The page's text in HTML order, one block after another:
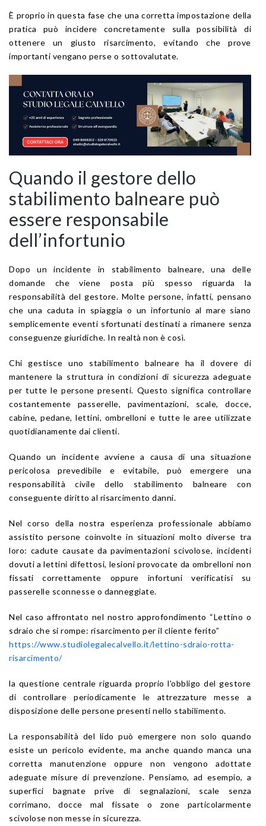
È proprio in questa fase che una corretta impostazione della
pratica può incidere concretamente sulla possibilità di
ottenere un giusto risarcimento, evitando che prove
importanti vengano perse o sottovalutate.
Quando il gestore dello
stabilimento balneare può
essere responsabile
dell’infortunio
Dopo un incidente in stabilimento balneare, una delle
domande che viene posta più spesso riguarda la
responsabilità del gestore. Molte persone, infatti, pensano
che una caduta in spiaggia o un infortunio al mare siano
semplicemente eventi sfortunati destinati a rimanere senza
conseguenze giuridiche. In realtà non è così.
Chi gestisce uno stabilimento balneare ha il dovere di
mantenere la struttura in condizioni di sicurezza adeguate
per tutte le persone presenti. Questo significa controllare
costantemente passerelle, pavimentazioni, scale, docce,
cabine, pedane, lettini, ombrelloni e tutte le aree utilizzate
quotidianamente dai clienti.
Quando un incidente avviene a causa di una situazione
pericolosa prevedibile e evitabile, può emergere una
responsabilità civile dello stabilimento balneare con
conseguente diritto al risarcimento danni.
Nel corso della nostra esperienza professionale abbiamo
assistito persone coinvolte in situazioni molto diverse tra
loro: cadute causate da pavimentazioni scivolose, incidenti
dovuti a lettini difettosi, lesioni provocate da ombrelloni non
fissati correttamente oppure infortuni verificatisi su
passerelle sconnesse o danneggiate.
Nel caso affrontato nel nostro approfondimento “Lettino o
sdraio che si rompe: risarcimento per il cliente ferito”
https://www.studiolegalecalvello.it/lettino-sdraio-rotta-
risarcimento/
la questione centrale riguarda proprio l’obbligo del gestore
di controllare periodicamente le attrezzature messe a
disposizione delle persone presenti nello stabilimento.
La responsabilità del lido può emergere non solo quando
esiste un pericolo evidente, ma anche quando manca una
corretta manutenzione oppure non vengono adottate
adeguate misure di prevenzione. Pensiamo, ad esempio, a
superfici bagnate prive di segnalazioni, scale senza
corrimano, docce mal fissate o zone particolarmente
scivolose non messe in sicurezza.